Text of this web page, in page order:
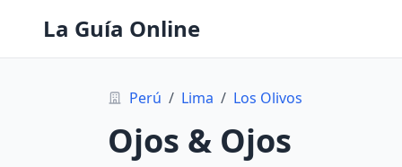
La Guía Online
Perú / Lima / Los Olivos
Ojos & Ojos